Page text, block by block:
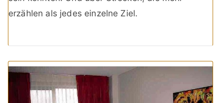
erzählen als jedes einzelne Ziel.